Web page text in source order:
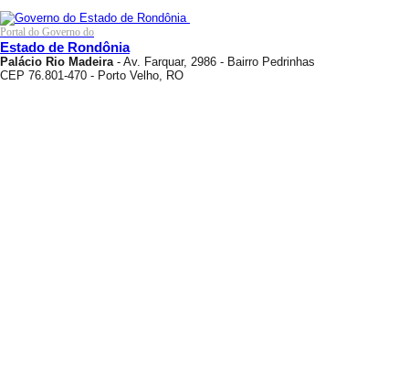
Portal do Governo do
Estado de Rondônia
Palácio Rio Madeira- Av. Farquar, 2986 - Bairro Pedrinhas
CEP 76.801-470 - Porto Velho, RO